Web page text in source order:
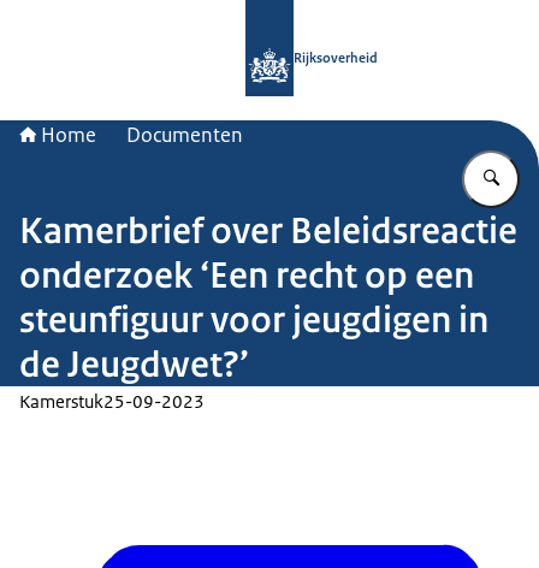
Rijksoverheid
Home Documenten
Kamerbrief over Beleidsreactie
onderzoek ‘Een recht op een
steunfiguur voor jeugdigen in
de Jeugdwet?’
Kamerstuk25-09-2023